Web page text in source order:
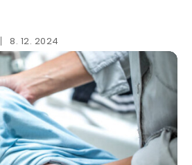
8. 12. 2024